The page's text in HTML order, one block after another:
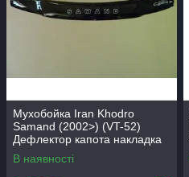
Мухобойка Iran Khodro
Samand (2002>) (VT-52)
Дефлектор капота накладка
В наявності